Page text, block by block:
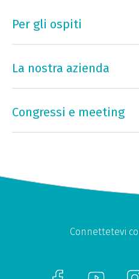
Per gli ospiti
La nostra azienda
Congressi e meeting
Connettetevi